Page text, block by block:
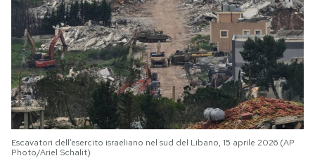
Escavatori dell’esercito israeliano nel sud del Libano, 15 aprile 2026 (AP
Photo/Ariel Schalit)